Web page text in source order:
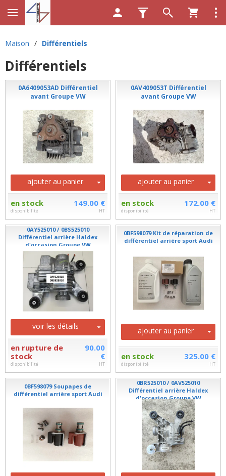
Maison / Différentiels
Différentiels
0A6409053AD Différentiel
avant Groupe VW
ajouter au panier
en stock
disponibilité
149.00 €
HT
0AV409053T Différentiel
avant Groupe VW
ajouter au panier
en stock
disponibilité
172.00 €
HT
0AY525010 / 0BS525010
Différentiel arrière Haldex
d'occasion Groupe VW
voir les détails
en rupture de
stock
disponibilité
90.00
€
HT
0BF598079 Kit de réparation de
différentiel arrière sport Audi
ajouter au panier
en stock
disponibilité
325.00 €
HT
0BF598079 Soupapes de
différentiel arrière sport Audi
0BR525010 / 0AV525010
Différentiel arrière Haldex
d'occasion Groupe VW